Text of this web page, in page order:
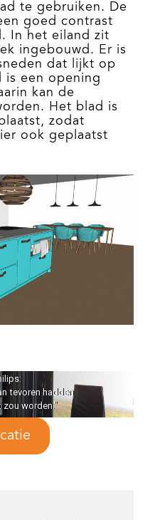
te gebruiken. De
goed contrast
In het eiland zit
ingebouwd. Er is
dat lijkt op
is een opening
kan de
Het blad is
zodat
ook geplaatst
"...secuurheid, precisie en
detail"